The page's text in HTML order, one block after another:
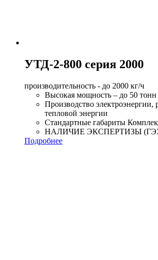
УТД-2-800 серия 2000
производительность - до 2000 кг/ч
Высокая мощность – до 50 тонн
Производство электроэнергии,
тепловой энергии
Стандартные габариты
НАЛИЧИЕ ЭКСПЕРТИЗЫ
Подробнее